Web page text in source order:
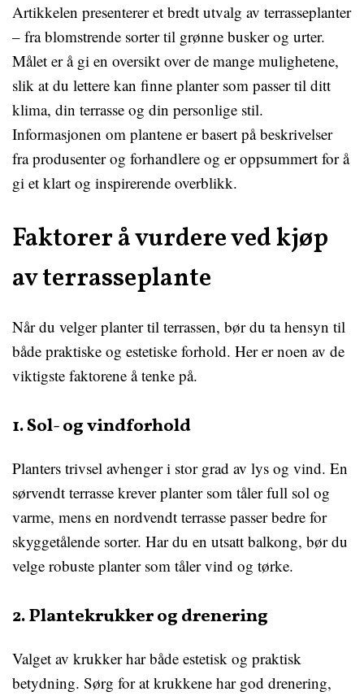
Artikkelen presenterer et bredt utvalg av terrasseplanter
– fra blomstrende sorter til grønne busker og urter.
Målet er å gi en oversikt over de mange mulighetene,
slik at du lettere kan finne planter som passer til ditt
klima, din terrasse og din personlige stil.
Informasjonen om plantene er basert på beskrivelser
fra produsenter og forhandlere og er oppsummert for å
gi et klart og inspirerende overblikk.
Faktorer å vurdere ved kjøp
av terrasseplante
Når du velger planter til terrassen, bør du ta hensyn til
både praktiske og estetiske forhold. Her er noen av de
viktigste faktorene å tenke på.
1. Sol- og vindforhold
Planters trivsel avhenger i stor grad av lys og vind. En
sørvendt terrasse krever planter som tåler full sol og
varme, mens en nordvendt terrasse passer bedre for
skyggetålende sorter. Har du en utsatt balkong, bør du
velge robuste planter som tåler vind og tørke.
2. Plantekrukker og drenering
Valget av krukker har både estetisk og praktisk
betydning. Sørg for at krukkene har god drenering,